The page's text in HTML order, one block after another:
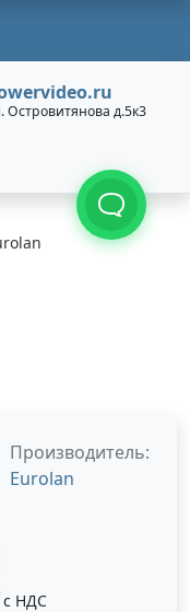
Островитянова д.5к3
Производитель:
Eurolan
с НДС